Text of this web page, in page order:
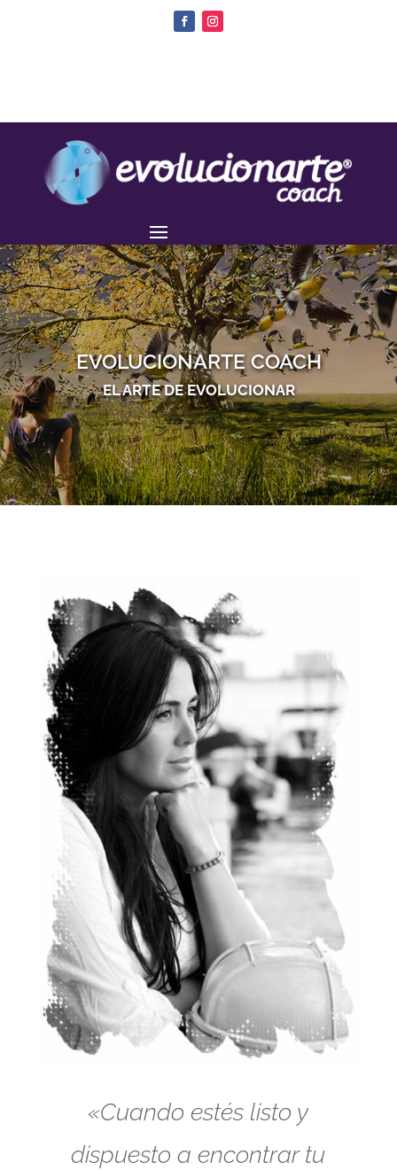
EVOLUCIONARTE COACH
EL ARTE DE EVOLUCIONAR
«Cuando estés listo y
dispuesto a encontrar tu